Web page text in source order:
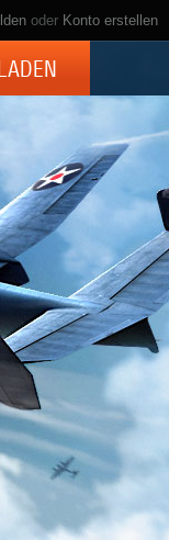
oder Konto erstellen